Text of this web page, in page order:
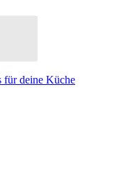
für deine Küche